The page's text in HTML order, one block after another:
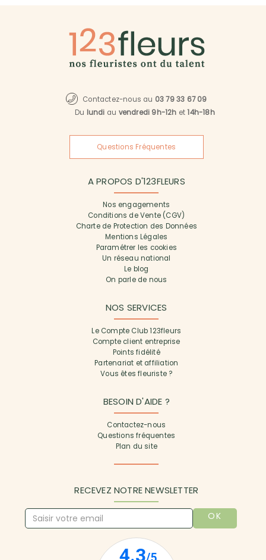
Contactez-nous au 03 79 33 67 09
Du lundi au vendredi 9h-12h et14h-18h
Questions Fréquentes
A PROPOS D'123FLEURS
Nos engagements
Conditions de Vente (CGV)
Charte de Protection des Données
Mentions Légales
Paramétrer les cookies
Un réseau national
Le blog
On parle de nous
NOS SERVICES
Le Compte Club 123fleurs
Compte client entreprise
Points fidélité
Partenariat et affiliation
Vous êtes fleuriste ?
BESOIN D'AIDE ?
Contactez-nous
Questions fréquentes
Plan du site
RECEVEZ NOTRE NEWSLETTER
OK